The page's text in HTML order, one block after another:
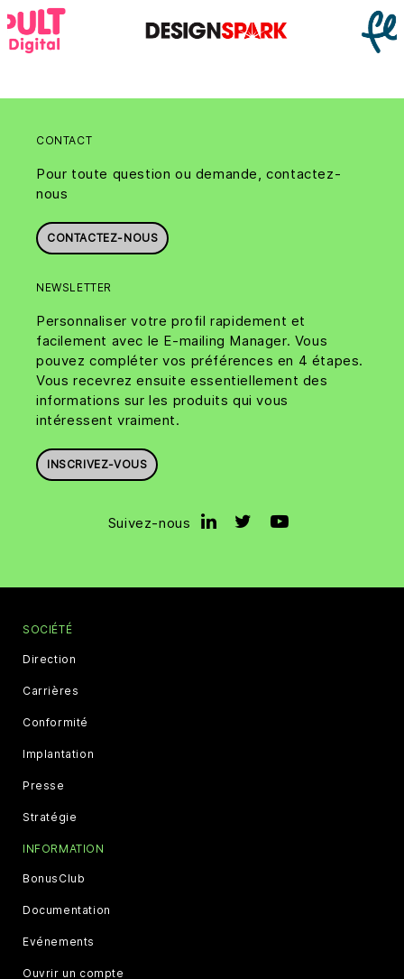
CONTACT
Pour toute question ou demande, contactez-
nous
CONTACTEZ-NOUS
NEWSLETTER
Personnaliser votre profil rapidement et
facilement avec le E-mailing Manager. Vous
pouvez compléter vos préférences en 4 étapes.
Vous recevrez ensuite essentiellement des
informations sur les produits qui vous
intéressent vraiment.
INSCRIVEZ-VOUS
Suivez-nous
SOCIÉTÉ
Direction
Carrières
Conformité
Implantation
Presse
Stratégie
INFORMATION
BonusClub
Documentation
Evénements
Ouvrir un compte